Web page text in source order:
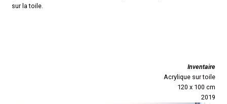
sur la toile.
Inventaire
Acrylique sur toile
120 x 100 cm
2019